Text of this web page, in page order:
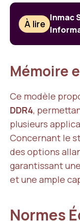
À lire
Inmac
Mémoire
Ce modèle
DDR4,
plusieurs
Concernant le
des options
garantissant
et une ample
Normes